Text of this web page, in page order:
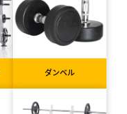
ダンベル